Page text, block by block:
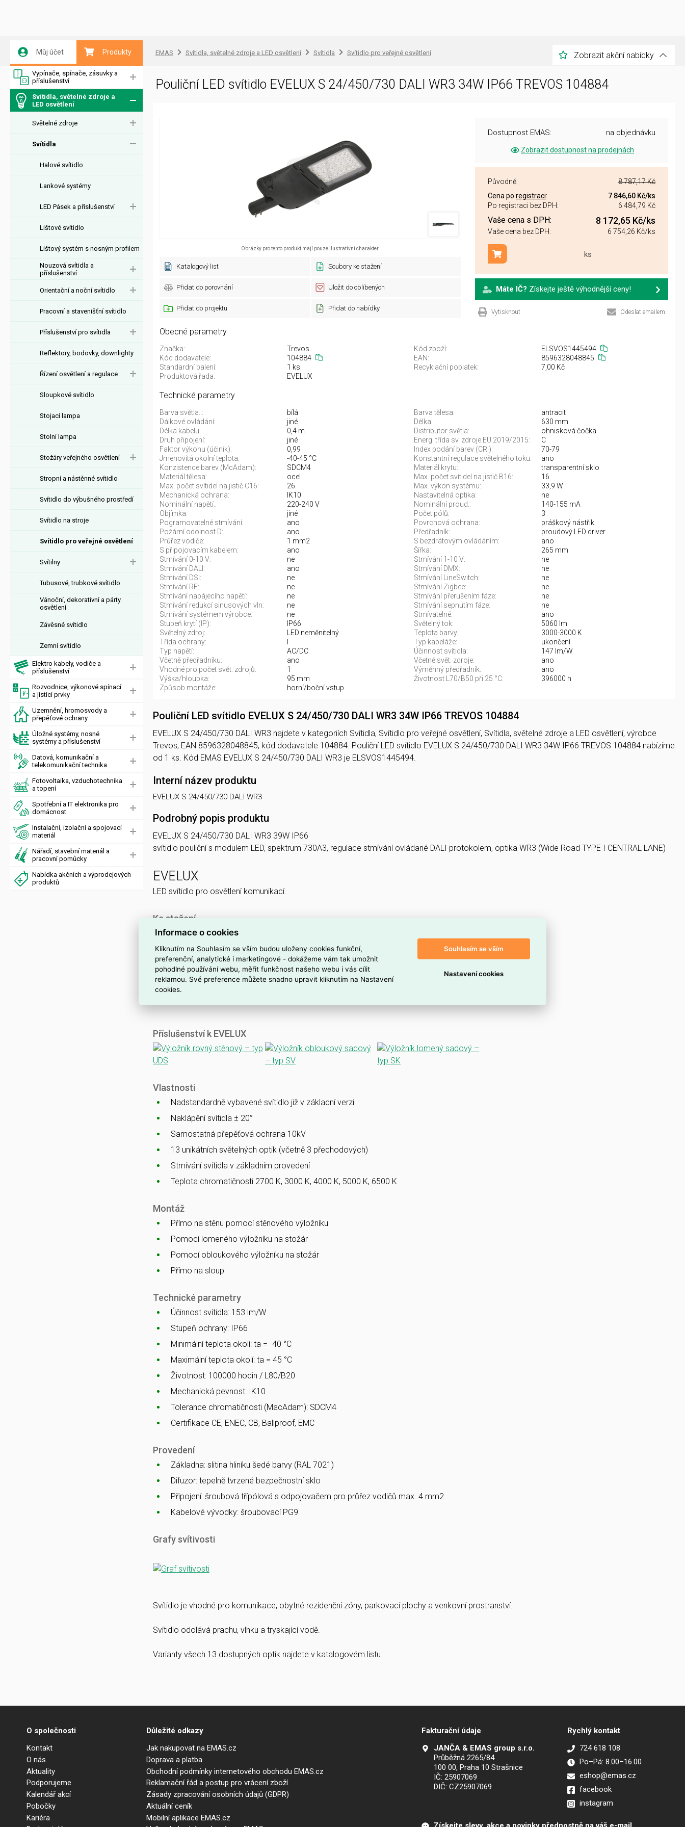
Můj účet Produkty
Vypínače, spínače, zásuvky a
příslušenství
Svítidla, světelné zdroje a
LED osvětlení
Světelné zdroje
Svítidla
Halové svítidlo
Lankové systémy
LED Pásek a příslušenství
Lištové svítidlo
Lištový systém s nosným profilem
Nouzová svítidla a
příslušenství
Orientační a noční svítidlo
Pracovní a stavenišťní svítidlo
Příslušenství pro svítidla
Reflektory, bodovky, downlighty
Řízení osvětlení a regulace
Sloupkové svítidlo
Stojací lampa
Stolní lampa
Stožáry veřejného osvětlení
Stropní a nástěnné svítidlo
Svítidlo do výbušného prostředí
Svítidlo na stroje
Svítidlo pro veřejné osvětlení
Svítilny
Tubusové, trubkové svítidlo
Vánoční, dekorativní a párty
osvětlení
Závěsné svítidlo
Zemní svítidlo
Elektro kabely, vodiče a
příslušenství
Rozvodnice, výkonové spínací
a jistící prvky
Uzemnění, hromosvody a
přepěťové ochrany
Úložné systémy, nosné
systémy a příslušenství
Datová, komunikační a
telekomunikační technika
Fotovoltaika, vzduchotechnika
a topení
Spotřební a IT elektronika pro
domácnost
Instalační, izolační a spojovací
materiál
Nářadí, stavební materiál a
pracovní pomůcky
Nabídka akčních a výprodejových
produktů
EMAS Svítidla, světelné zdroje a LED osvětlení Svítidla Svítidlo pro veřejné osvětlení Zobrazit akční nabídky
Pouliční LED svítidlo EVELUX S 24/450/730 DALI WR3 34W IP66 TREVOS 104884
Obrázky pro tento produkt mají pouze ilustrativní charakter.
Katalogový list Soubory ke stažení
Přidat do porovnání Uložit do oblíbených
Přidat do projektu Přidat do nabídky
Dostupnost EMAS: na objednávku
Zobrazit dostupnost na prodejnách
Původně:
8 787,17 Kč
Cena po registraci: 7 846,60 Kč/ks
Po registraci bez DPH:
6 484,79 Kč
Vaše cena s DPH: 8 172,65 Kč/ks
Vaše cena bez DPH: 6 754,26 Kč/ks
ks
Přidat do košíku
Máte IČ? Získejte ještě výhodnější ceny!
Vytisknout Odeslat emailem
Obecné parametry
Značka: Trevos Kód zboží:
ELSVOS1445494
Kód dodavatele:
104884 EAN:
8596328048845
Standardní balení:
1 ks Recyklační poplatek:
7,00 Kč
Produktová řada:
EVELUX
Technické parametry
Barva světla..: bílá Barva tělesa:
antracit
Dálkové ovládání:
jiné Délka:
630 mm
Délka kabelu:
0,4 m Distributor světla:
ohnisková čočka
Druh připojení:
jiné Energ. třída sv. zdroje EU 2019/2015:
C
Faktor výkonu (účiník):
0,99 Index podání barev (CRI):
70-79
Jmenovitá okolní teplota:
-40-45 °C Konstantní regulace světelného toku:
ano
Konzistence barev (McAdam):
SDCM4 Materiál krytu:
transparentní sklo
Materiál tělesa:
ocel Max. počet svítidel na jistič B16:
16
Max. počet svítidel na jistič C16:
26 Max. výkon systému:
33,9 W
Mechanická ochrana:
IK10 Nastavitelná optika:
ne
Nominální napětí.:
220-240 V Nominální proud.:
140-155 mA
Objímka:
jiné Počet pólů:
3
Pogramovatelné stmívání:
ano Povrchová ochrana:
práškový nástřik
Požární odolnost D:
ano Předřadník:
proudový LED driver
Průřez vodiče:
1 mm2 S bezdrátovým ovládáním:
ano
S připojovacím kabelem:
ano Šířka:
265 mm
Stmívání 0-10 V:
ne Stmívání 1-10 V:
ne
Stmívání DALI:
ano Stmívání DMX:
ne
Stmívání DSI:
ne Stmívání LineSwitch:
ne
Stmívání RF:
ne Stmívání Zigbee:
ne
Stmívání napájecího napětí:
ne Stmívání přerušením fáze:
ne
Stmívání redukcí sinusových vln:
ne Stmívání sepnutím fáze:
ne
Stmívání systémem výrobce:
ne Stmívatelné:
ano
Stupeň krytí (IP):
IP66 Světelný tok:
5060 lm
Světelný zdroj:
LED neměnitelný Teplota barvy.:
3000-3000 K
Třída ochrany:
Typ kabeláže:
ukončení
Typ napětí:
AC/DC Účinnost svítidla:
147 lm/W
Včetně předřadníku:
ano Včetně svět. zdroje:
ano
Vhodné pro počet svět. zdrojů:
1 Výměnný předřadník:
ano
Výška/hloubka:
95 mm Životnost L70/B50 při 25 °C:
396000 h
Způsob montáže:
horní/boční vstup
Pouliční LED svítidlo EVELUX S 24/450/730 DALI WR3 34W IP66 TREVOS 104884
EVELUX S 24/450/730 DALI WR3 najdete v kategoriích Svítidla, Svítidlo pro veřejné osvětlení, Svítidla, světelné zdroje a LED osvětlení, výrobce
Trevos, EAN 8596328048845, kód dodavatele 104884. Pouliční LED svítidlo EVELUX S 24/450/730 DALI WR3 34W IP66 TREVOS 104884 nabízíme
od 1 ks. Kód EMAS EVELUX S 24/450/730 DALI WR3 je ELSVOS1445494.
Interní název produktu
EVELUX S 24/450/730 DALI WR3
Podrobný popis produktu
EVELUX S 24/450/730 DALI WR3 39W IP66
svítidlo pouliční s modulem LED, spektrum 730A3, regulace stmívání ovládané DALI protokolem, optika WR3 (Wide Road TYPE I CENTRAL LANE)
EVELUX
LED svítidlo pro osvětlení komunikací.
Ke stažení
Katalogový list
CE
ENEC
CB
EMC
Ballproof
Příslušenství k EVELUX
Vlastnosti
Nadstandardně vybavené svítidlo již v základní verzi
Naklápění svítidla ± 20°
Samostatná přepěťová ochrana 10kV
13 unikátních světelných optik (včetně 3 přechodových)
Stmívání svítidla v základním provedení
Teplota chromatičnosti 2700 K, 3000 K, 4000 K, 5000 K, 6500 K
Montáž
Přímo na stěnu pomocí stěnového výložníku
Pomocí lomeného výložníku na stožár
Pomocí obloukového výložníku na stožár
Přímo na sloup
Technické parametry
Účinnost svítidla: 153 lm/W
Stupeň ochrany: IP66
Minimální teplota okolí: ta = -40 °C
Maximální teplota okolí: ta = 45 °C
Životnost: 100000 hodin / L80/B20
Mechanická pevnost: IK10
Tolerance chromatičnosti (MacAdam): SDCM4
Certifikace CE, ENEC, CB, Ballproof, EMC
Provedení
Základna: slitina hliníku šedé barvy (RAL 7021)
Difuzor: tepelně tvrzené bezpečnostní sklo
Připojení: šroubová třípólová s odpojovačem pro průřez vodičů max. 4 mm2
Kabelové vývodky: šroubovací PG9
Grafy svítivosti
Svítidlo je vhodné pro komunikace, obytné rezidenční zóny, parkovací plochy a venkovní prostranství.
Svítidlo odolává prachu, vlhku a tryskající vodě.
Varianty všech 13 dostupných optik najdete v katalogovém listu.
O společnosti
Kontakt
O nás
Aktuality
Podporujeme
Kalendář akcí
Pobočky
Kariéra
Důležité odkazy
Jak nakupovat na EMAS.cz
Doprava a platba
Obchodní podmínky internetového obchodu EMAS.cz
Reklamační řád a postup pro vrácení zboží
Zásady zpracování osobních údajů (GDPR)
Aktuální ceník
Mobilní aplikace EMAS.cz
Fakturační údaje
JANČA & EMAS group s.r.o.
Průběžná 2265/84
100 00, Praha 10 Strašnice
IČ: 25907069
DIČ: CZ25907069
Rychlý kontakt
724 618 108
Po–Pá: 8.00–16.00
eshop@emas.cz
facebook
instagram
Informace o cookies
Kliknutím na Souhlasím se vším budou uloženy cookies funkční,
preferenční, analytické i marketingové - dokážeme vám tak umožnit
pohodlné používání webu, měřit funkčnost našeho webu i vás cílit
reklamou. Své preference můžete snadno upravit kliknutím na Nastavení
cookies.
Souhlasím se vším
Nastavení cookies